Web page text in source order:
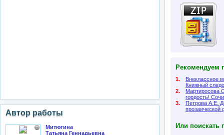
Автор работы
Митюгина
Татьяна Геннадьевна
Рекомендуем
1.
Внеклассное
Книжный
2.
Мартиросова
гордость!
3.
Петрова А.Е.
прозаической
Или поискать